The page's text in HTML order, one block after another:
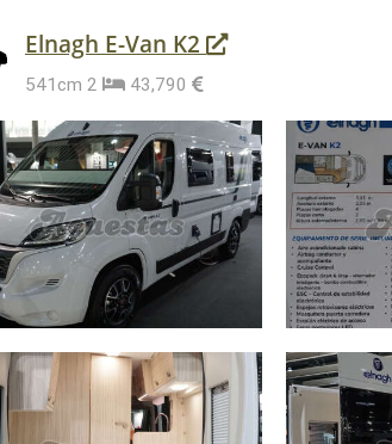
Elnagh E-Van K2
541cm 2 43,790